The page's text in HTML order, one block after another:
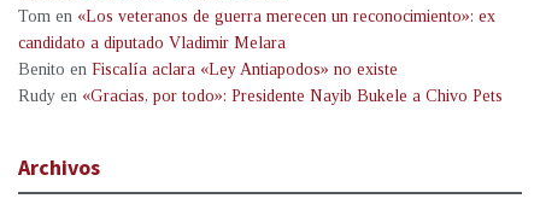
Tom en «Los veteranos de guerra merecen un reconocimiento»: ex
candidato a diputado Vladimir Melara
Benito en Fiscalía aclara «Ley Antiapodos» no existe
Rudy en «Gracias, por todo»: Presidente Nayib Bukele a Chivo Pets
Archivos